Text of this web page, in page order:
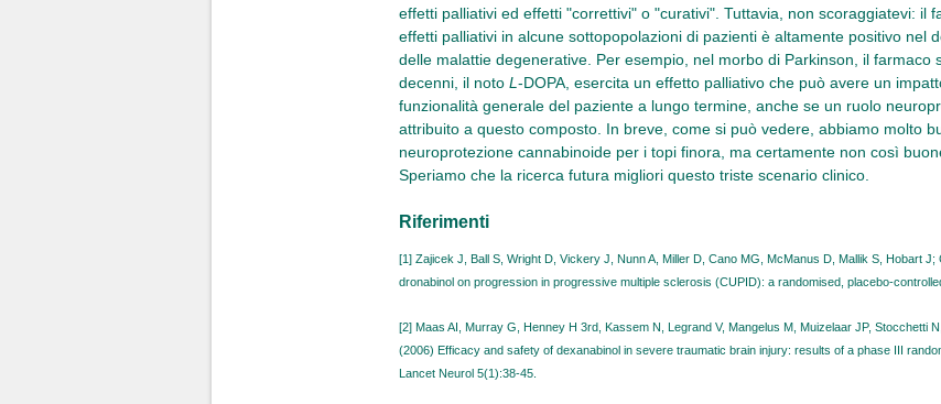
effetti palliativi ed effetti "correttivi" o "curativi". Tuttavia, non scoraggiatevi: il
effetti palliativi in alcune sottopopolazioni di pazienti è altamente positivo nel
delle malattie degenerative. Per esempio, nel morbo di Parkinson, il farmaco
decenni, il noto L -DOPA, esercita un effetto palliativo che può avere un
funzionalità generale del paziente a lungo termine, anche se un ruolo
attribuito a questo composto. In breve, come si può vedere, abbiamo molto
neuroprotezione cannabinoide per i topi finora, ma certamente non così
Speriamo che la ricerca futura migliori questo triste scenario clinico.
Riferimenti
[1] Zajicek J, Ball S, Wright D, Vickery J, Nunn A, Miller D, Cano MG, McManus D, Mallik S, Hobart
dronabinol on progression in progressive multiple sclerosis (CUPID): a randomised, placebo-
[2] Maas AI, Murray G, Henney H 3rd, Kassem N, Legrand V, Mangelus M, Muizelaar JP, Stocchetti
(2006) Efficacy and safety of dexanabinol in severe traumatic brain injury: results of a phase III
Lancet Neurol 5(1):38-45.